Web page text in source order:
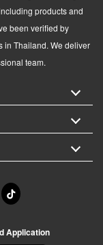
products and
been verified by
in Thailand. We deliver
team.
Application